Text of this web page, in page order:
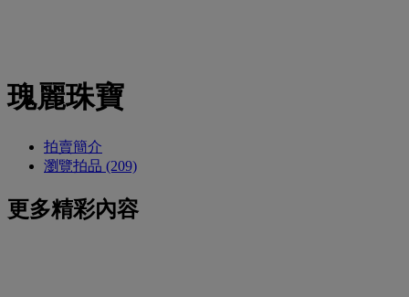
瑰麗珠寶
拍賣簡介
瀏覽拍品 (209)
更多精彩內容